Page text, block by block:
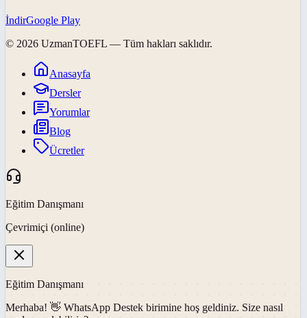
İndirGoogle Play
© 2026 UzmanTOEFL — Tüm hakları saklıdır.
Anasayfa
Dersler
Yorumlar
Blog
Ücretler
Eğitim Danışmanı
Çevrimiçi (online)
Eğitim Danışmanı
Merhaba! 👋 WhatsApp Destek birimine hoş geldiniz. Size nasıl